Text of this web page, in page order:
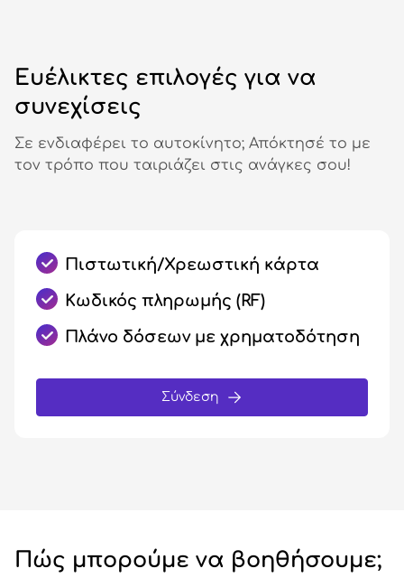
Ευέλικτες επιλογές για να
συνεχίσεις
Σε ενδιαφέρει το αυτοκίνητο; Απόκτησέ το με
τον τρόπο που ταιριάζει στις ανάγκες σου!
Πιστωτική/Χρεωστική κάρτα
Κωδικός πληρωμής (RF)
Πλάνο δόσεων με χρηματοδότηση
Σύνδεση
Πώς μπορούμε να βοηθήσουμε;